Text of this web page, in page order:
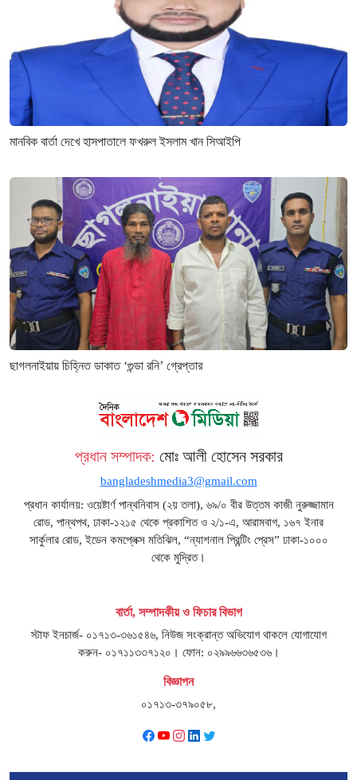
মানবিক বার্তা দেখে হাসপাতালে ফখরুল ইসলাম খান সিআইপি
ছাগলনাইয়ায় চিহ্নিত ডাকাত ‘গুন্ডা রনি’ গ্রেপ্তার
প্রধান সম্পাদক: মোঃ আলী হোসেন সরকার
bangladeshmedia3@gmail.com
প্রধান কার্যালয়: ওয়েষ্টার্ণ পান্থনিবাস (২য় তলা), ৬৯/০ বীর উত্তম কাজী নুরুজ্জামান
রোড, পান্থপথ, ঢাকা-১২১৫ থেকে প্রকাশিত ও ২/১-এ, আরামবাগ, ১৬৭ ইনার
সার্কুলার রোড, ইডেন কমপ্লেক্স মতিঝিল, “ন্যাশনাল প্রিন্টিং প্রেস” ঢাকা-১০০০
থেকে মুদ্রিত।
বার্তা, সম্পাদকীয় ও ফিচার বিভাগ
স্টাফ ইনচার্জ- ০১৭১৩-৩৬১৫৪৬, নিউজ সংক্রান্ত অভিযোগ থাকলে যোগাযোগ
করুন- ০১৭১১৩৩৭১২০। ফোন: ০২৯৯৬৬৩৬৫৩৬।
বিজ্ঞাপন
০১৭১৩-৩৭৯০৫৮,